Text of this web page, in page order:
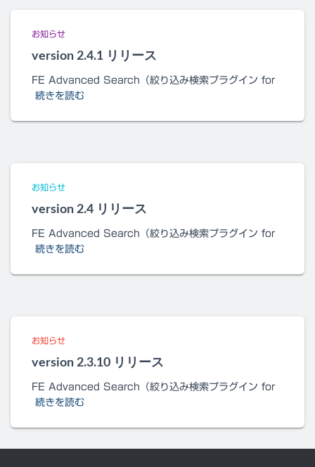
お知らせ
version 2.4.1 リリース
FE Advanced Search（絞り込み検索プラグイン for
続きを読む
お知らせ
version 2.4 リリース
FE Advanced Search（絞り込み検索プラグイン for
続きを読む
お知らせ
version 2.3.10 リリース
FE Advanced Search（絞り込み検索プラグイン for
続きを読む